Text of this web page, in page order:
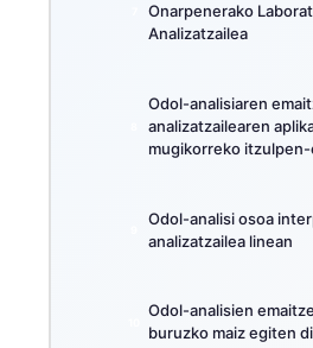
Onarpenerako
Analizatzailea
Odol-analisiaren
analizatzailearen
mugikorreko
Odol-analisi osoa
analizatzailea linean
Odol-analisien
buruzko maiz egiten